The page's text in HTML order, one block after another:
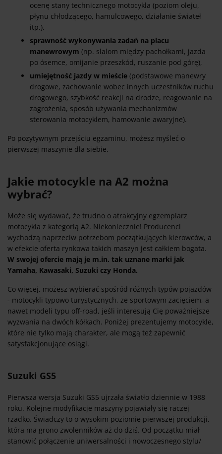
ocenę stany technicznego motocykla (poziom oleju,
płynu chłodzącego, hamulcowego, działanie świateł
itp.),
sprawność wykonywania zadań na placu
manewrowym (np. slalom między pachołkami, jazda
po ósemce, omijanie przeszkód, ruszanie pod górę),
umiejętność jazdy w mieście (podstawowe manewry
drogowe, zachowanie wobec innych uczestników ruchu
drogowego, szybkość reakcji na drodze, reagowanie na
zagrożenia, sposób używania mechanizmów
sterowania motocyklem, hamowanie awaryjne).
Po pozytywnym przejściu egzaminu, możesz myśleć o
pierwszej maszynie dla siebie.
Jakie motocykle na A2 można
wybrać?
Może się wydawać, że trudno o atrakcyjny egzemplarz
motocykla z kategorią A2. Niekoniecznie! Producenci
wychodzą naprzeciw potrzebom początkujących kierowców, a
w efekcie oferta rynkowa takich maszyn jest całkiem bogata.
W swojej ofercie mają je m.in. tak uznane marki jak
Yamaha, Kawasaki, Suzuki czy Honda.
Co więcej, możesz wybierać spośród różnych typów pojazdów
- motocykli typowo turystycznych, ze sportowym zacięciem, a
nawet modeli typu off-road, jeśli interesują Cię poważniejsze
wyzwania na dwóch kółkach. Poniżej prezentujemy motocykle,
które nie tylko mają charakter, ale mogą też zapewnić
satysfakcjonujące osiągi.
Suzuki GS5
Pierwsza wersja Suzuki GS5 ujrzała światło dziennie w 1988
roku. Kolejne modyfikacje maszyny pojawiały się raczej
rzadko. Świadczy to o wysokim poziomie pierwszej produkcji,
która ma grono zwolenników aż do dziś. Od początku miał
stanowić połączenie uniwersalności i nowoczesnego stylu/